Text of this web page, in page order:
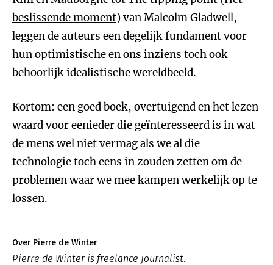
beslissende moment) van Malcolm Gladwell,
leggen de auteurs een degelijk fundament voor
hun optimistische en ons inziens toch ook
behoorlijk idealistische wereldbeeld.
Kortom: een goed boek, overtuigend en het lezen
waard voor eenieder die geïnteresseerd is in wat
de mens wel niet vermag als we al die
technologie toch eens in zouden zetten om de
problemen waar we mee kampen werkelijk op te
lossen.
Over Pierre de Winter
Pierre de Winter is freelance journalist.